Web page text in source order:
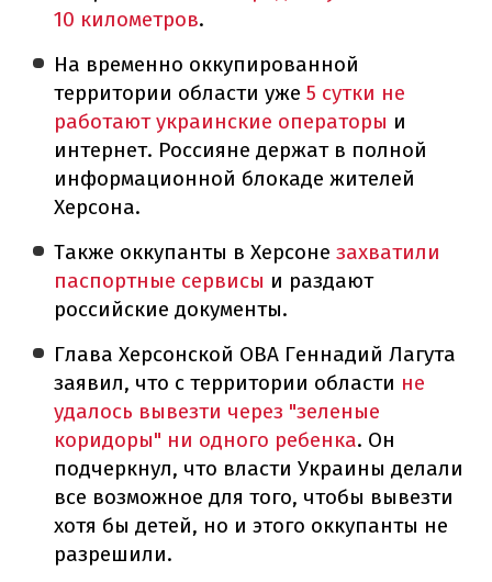
10 километров.
На временно оккупированной
территории области уже5 сутки не
работают украинские операторы и
интернет. Россияне держат в полной
информационной блокаде жителей
Херсона.
Также оккупанты в Херсонезахватили
паспортные сервисы и раздают
российские документы.
Глава Херсонской ОВА Геннадий Лагута
заявил, что с территории области не
удалось вывезти через "зеленые
коридоры" ни одного ребенка. Он
подчеркнул, что власти Украины делали
все возможное для того, чтобы вывезти
хотя бы детей, но и этого оккупанты не
разрешили.